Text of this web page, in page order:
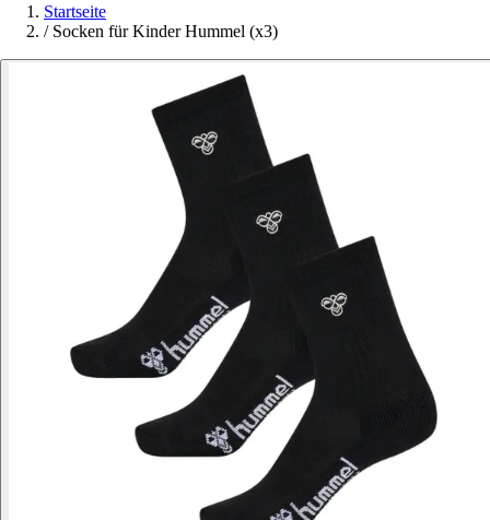
Startseite
/ Socken für Kinder Hummel (x3)